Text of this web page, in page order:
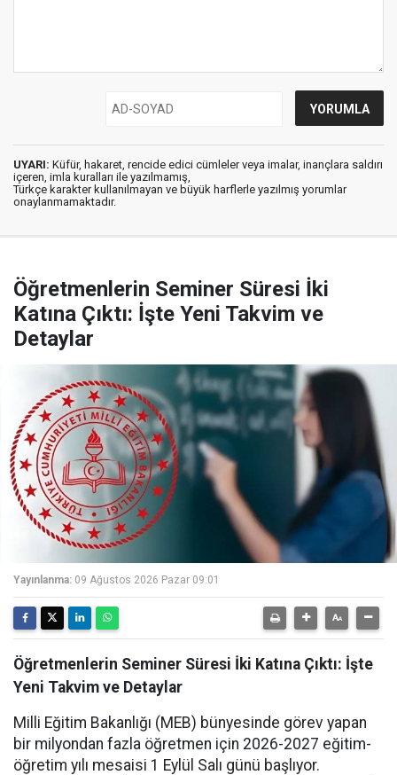
UYARI: Küfür, hakaret, rencide edici cümleler veya imalar, inançlara saldırı
içeren, imla kuralları ile yazılmamış,
Türkçe karakter kullanılmayan ve büyük harflerle yazılmış yorumlar
onaylanmamaktadır.
Öğretmenlerin Seminer Süresi İki
Katına Çıktı: İşte Yeni Takvim ve
Detaylar
Yayınlanma: 09 Ağustos 2026 Pazar 09:01
Öğretmenlerin Seminer Süresi İki Katına Çıktı: İşte
Yeni Takvim ve Detaylar
Milli Eğitim Bakanlığı (MEB) bünyesinde görev yapan
bir milyondan fazla öğretmen için 2026-2027 eğitim-
öğretim yılı mesaisi 1 Eylül Salı günü başlıyor.